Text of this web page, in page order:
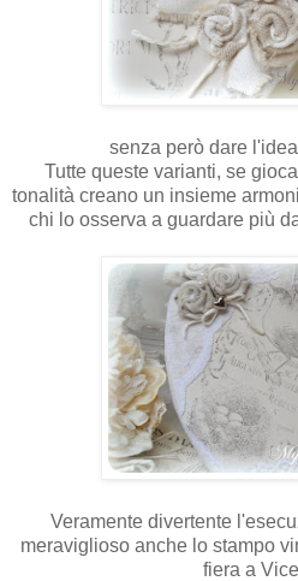
senza però dare
Tutte queste varianti, se
tonalità creano un insieme
chi lo osserva a guardare più
Veramente divertente
meraviglioso anche lo stampo
fiera a